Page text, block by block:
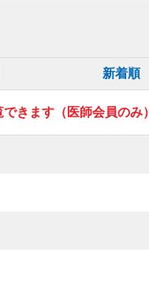
新着順
きます（医師会員のみ）